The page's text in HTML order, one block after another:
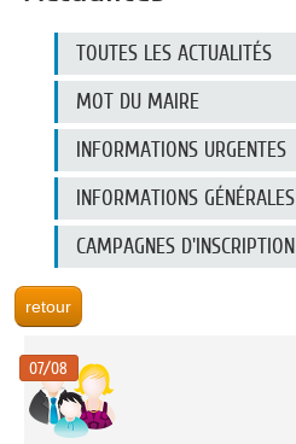
catégories
d'actualité
TOUTES LES ACTUALITÉS
MOT DU MAIRE
INFORMATIONS URGENTES
INFORMATIONS GÉNÉRALES
CAMPAGNES D'INSCRIPTION
07/08